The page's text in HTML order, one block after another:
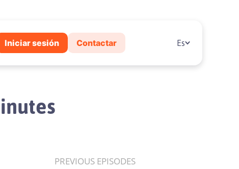
Iniciar sesión Contactar Es
PREVIOUS EPISODES